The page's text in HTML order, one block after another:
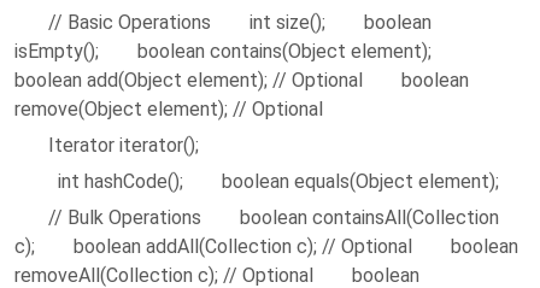
// Basic Operations int size(); boolean
isEmpty(); boolean contains(Object element);
boolean add(Object element); // Optional boolean
remove(Object element); // Optional
Iterator iterator();
int hashCode(); boolean equals(Object element);
// Bulk Operations boolean containsAll(Collection
c); boolean addAll(Collection c); // Optional boolean
removeAll(Collection c); // Optional boolean